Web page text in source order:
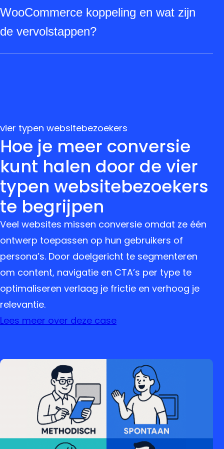
meldingen in en gebruiken testomgevingen
zodat problemen snel zichtbaar zijn en veilig
WooCommerce koppeling en wat zijn
de vervolstappen?
vier typen websitebezoekers
Hoe je meer conversie
kunt halen door de vier
typen websitebezoekers
te begrijpen
Veel websites missen conversie omdat ze één
ontwerp toepassen op hun gebruikers of
persona’s. Door doelgericht te segmenteren
om content, navigatie en CTA’s per type te
optimaliseren verlaag je frictie en verhoog je
relevantie.
Lees meer over deze case